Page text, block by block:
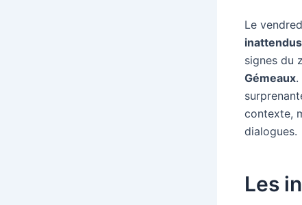
Le
inattendus
signes du
Gémeaux.
contexte,
dialogues.
Les